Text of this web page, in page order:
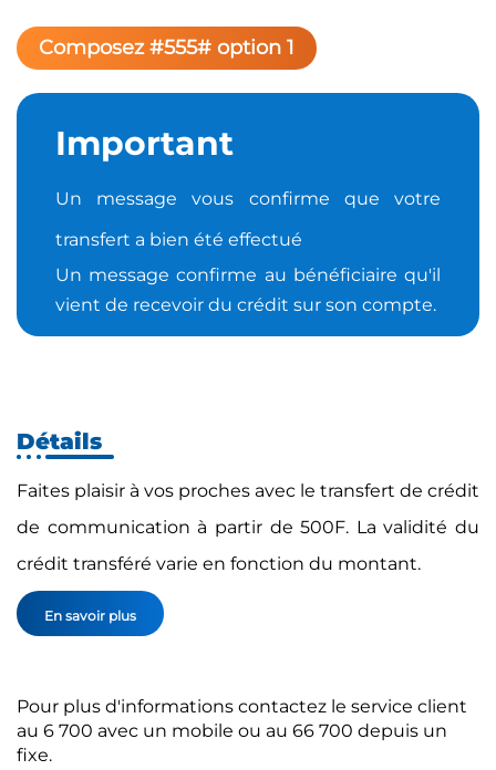
Composez #555# option 1
Important
Un message vous confirme que votre
transfert a bien été effectué
Un message confirme au bénéficiaire qu'il
vient de recevoir du crédit sur son compte.
Détails
Faites plaisir à vos proches avec le transfert de crédit
de communication à partir de 500F. La validité du
crédit transféré varie en fonction du montant.
En savoir plus
Pour plus d'informations contactez le service client
au 6 700 avec un mob​ile ou au 66 700 depuis un
fixe.​